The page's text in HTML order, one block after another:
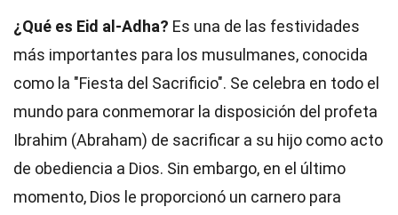
¿Qué es Eid al-Adha? Es una de las festividades
más importantes para los musulmanes, conocida
como la "Fiesta del Sacrificio". Se celebra en todo el
mundo para conmemorar la disposición del profeta
Ibrahim (Abraham) de sacrificar a su hijo como acto
de obediencia a Dios. Sin embargo, en el último
momento, Dios le proporcionó un carnero para